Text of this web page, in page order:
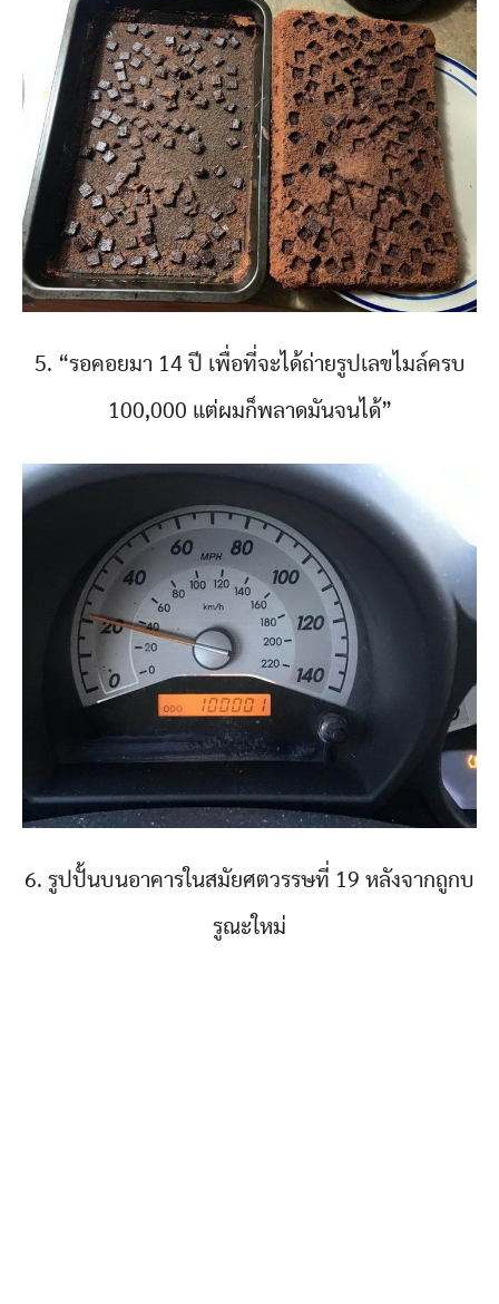
5. “รอคอยมา 14 ปี เพื่อที่จะได้ถ่ายรูปเลขไมล์ครบ
100,000 แต่ผมก็พลาดมันจนได้”
6. รูปปั้นบนอาคารในสมัยศตวรรษที่ 19 หลังจากถูกบ
รูณะใหม่